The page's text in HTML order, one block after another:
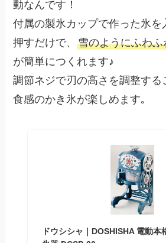
動なんです！
付属の製氷カップで作った氷を
押すだけで、雪のようにふわ
が簡単につくれます♪
調節ネジで刃の高さを調整する
食感のかき氷が楽しめます｡
ドウシシャ｜DOSHISHA 電動本